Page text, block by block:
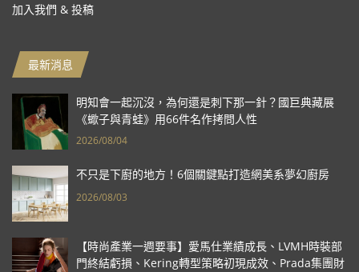
加入我們 & 投稿
最新消息
明知會一起沉沒，為何還是刺下那一針？國巨典藏展
《蠍子與青蛙》用66件名作拷問人性
2026/08/04
不只是下廚的地方！6個關鍵點打造網美系夢幻廚房
2026/08/03
【時尚產業一週要事】愛馬仕業績成長、LVMH時裝部
門終結虧損、Kering轉型策略初現成效、Prada集團財